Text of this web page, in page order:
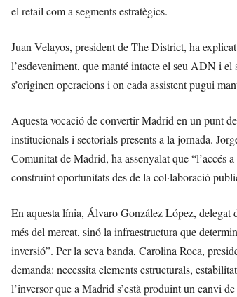
el retail com a segments estratègics.
Juan Velayos, president de The District, ha
l’esdeveniment, que manté intacte el seu ADN i
s’originen operacions i on cada assistent pugui
Aquesta vocació de convertir Madrid en un punt
institucionals i sectorials presents a la jornada.
Comunitat de Madrid, ha assenyalat que “l’accés
construint oportunitats des de la col·laboració
En aquesta línia, Álvaro González López, delegat
més del mercat, sinó la infraestructura que
inversió”. Per la seva banda, Carolina Roca,
demanda: necessita elements estructurals,
l’inversor que a Madrid s’està produint un canvi